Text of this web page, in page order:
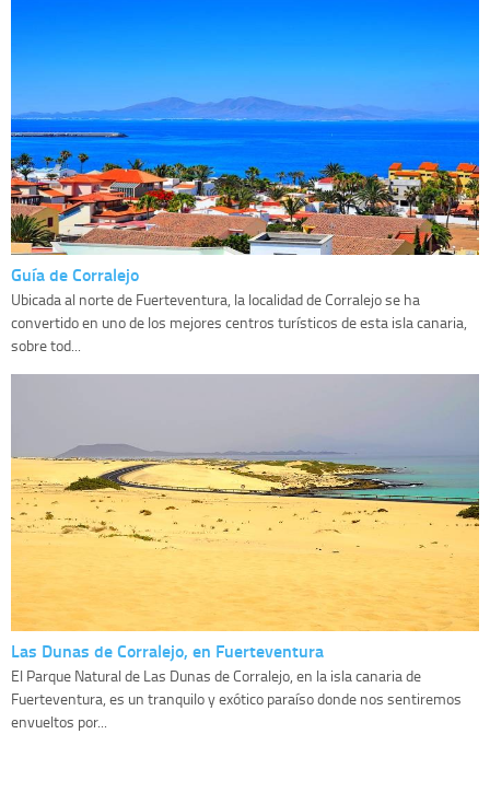
Guía de Corralejo
Ubicada al norte de Fuerteventura, la localidad de Corralejo se ha
convertido en uno de los mejores centros turísticos de esta isla canaria,
sobre tod...
Las Dunas de Corralejo, en Fuerteventura
El Parque Natural de Las Dunas de Corralejo, en la isla canaria de
Fuerteventura, es un tranquilo y exótico paraíso donde nos sentiremos
envueltos por...